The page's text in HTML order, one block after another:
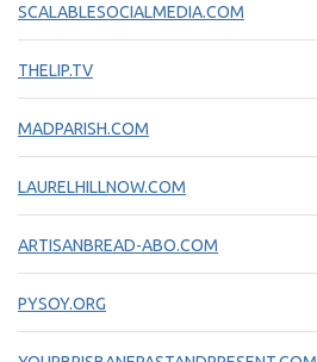
SCALABLESOCIALMEDIA.COM
THELIP.TV
MADPARISH.COM
LAURELHILLNOW.COM
ARTISANBREAD-ABO.COM
PYSOY.ORG